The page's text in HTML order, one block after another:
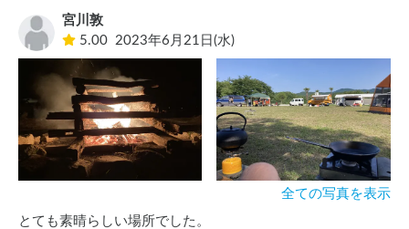
・Wi-Fiが速い
・AC電源あり
・ゴミ処理あり
住みたいキャンプ場です！（笑）
宮川敦
5.00 2023年6月21日(水)
全ての写真を表示
とても素晴らしい場所でした。